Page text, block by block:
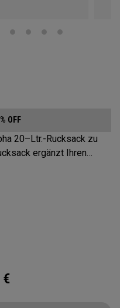
OFF
20–Ltr.-Rucksack zu
ergänzt Ihren
genug für die
Der Alpha Rucksack
€